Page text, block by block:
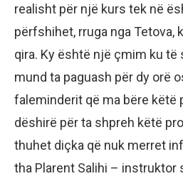
realisht për një kurs tek në
përfshihet, rruga nga Tetova,
qira. Ky është një çmim ku të
mund ta paguash për dy orë
faleminderit që ma bëre këtë
dëshirë për ta shpreh këtë
thuhet diçka që nuk merret
tha Plarent Salihi – instruktor